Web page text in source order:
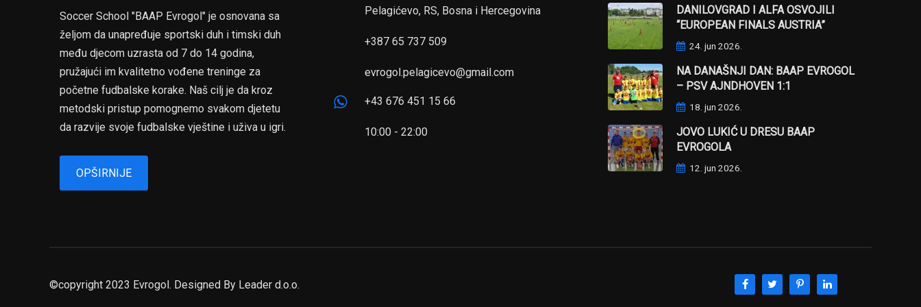
Soccer School "BAAP Evrogol" je osnovana sa
željom da unapređuje sportski duh i timski duh
među djecom uzrasta od 7 do 14 godina,
pružajući im kvalitetno vođene treninge za
početne fudbalske korake. Naš cilj je da kroz
metodski pristup pomognemo svakom djetetu
da razvije svoje fudbalske vještine i uživa u igri.
OPŠIRNIJE
Pelagićevo, RS, Bosna i Hercegovina
+387 65 737 509
evrogol.pelagicevo@gmail.com
+43 676 451 15 66
10:00 - 22:00
DANILOVGRAD I ALFA OSVOJILI
“EUROPEAN FINALS AUSTRIA”
24. jun 2026.
NA DANAŠNJI DAN: BAAP EVROGOL
– PSV AJNDHOVEN 1:1
18. jun 2026.
JOVO LUKIĆ U DRESU BAAP
EVROGOLA
12. jun 2026.
©copyright 2023 Evrogol. Designed By Leader d.o.o.